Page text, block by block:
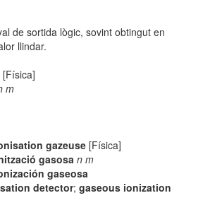
de sortida lògic, sovint obtingut en
llindar.
[Física]
m
gazeuse [Física]
gasosa n m
gaseosa
detector;gaseous ionization